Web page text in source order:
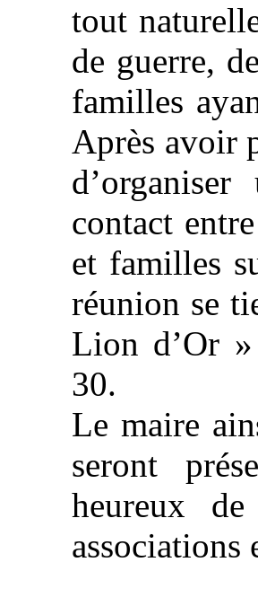
tout
de guerre,
familles
Après avoir
contact
et familles
réunion se
Lion d’Or
30.
Le maire
seront
heureux
associations